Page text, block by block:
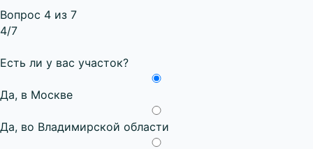
Вопрос 4 из 7
4/7
Есть ли у вас участок?
Да, в Москве
Да, во Владимирской области